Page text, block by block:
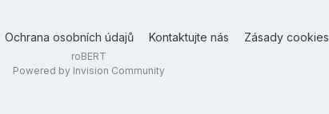
Ochrana osobních údajů Kontaktujte nás Zásady cookies
roBERT
Powered by Invision Community